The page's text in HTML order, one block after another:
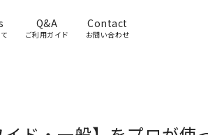
Q&A
ご利用ガイド
Contact
お問い合わせ